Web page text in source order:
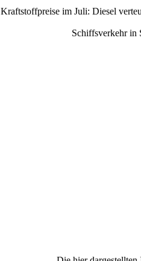
Kraftstoffpreise im Juli: Diesel
Schiffsverkehr in